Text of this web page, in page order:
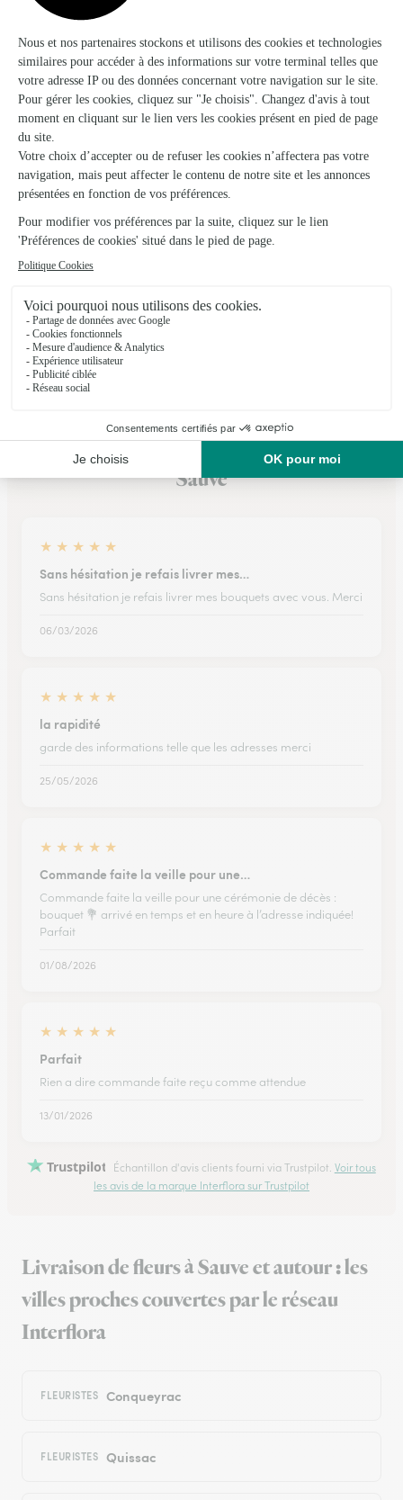
★★
4.2 (102)
Chemin de Vermaciel
Voir la boutique
Freddy Flor
Aigues Vives
32, Grand Rue
Voir la boutique
Ils ont fait livrer des fleurs ou une plante à
Sauve
★ ★ ★ ★ ★
Sans hésitation je refais livrer mes…
Sans hésitation je refais livrer mes bouquets avec vous. Merci
06/03/2026
★ ★ ★ ★ ★
la rapidité
garde des informations telle que les adresses merci
25/05/2026
★ ★ ★ ★ ★
Commande faite la veille pour une…
Commande faite la veille pour une cérémonie de décès :
bouquet 💐 arrivé en temps et en heure à l’adresse indiquée!
Parfait
01/08/2026
★ ★ ★ ★ ★
Parfait
Rien a dire commande faite reçu comme attendue
13/01/2026
Trustpilot Échantillon d'avis clients fourni via Trustpilot. Voir tous
les avis de la marque Interflora sur Trustpilot
Livraison de fleurs à Sauve et autour : les
villes proches couvertes par le réseau
Interflora
FLEURISTES Conqueyrac
FLEURISTES Quissac